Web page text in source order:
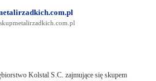
Kolstal S.C. zajmujące się skupem